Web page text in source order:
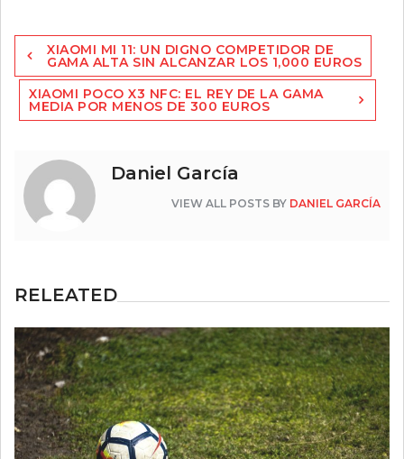
Navegación
de
entradas
XIAOMI MI 11: UN DIGNO COMPETIDOR DE
GAMA ALTA SIN ALCANZAR LOS 1,000 EUROS
XIAOMI POCO X3 NFC: EL REY DE LA GAMA
MEDIA POR MENOS DE 300 EUROS
Daniel García
VIEW ALL POSTS BY DANIEL GARCÍA
RELEATED